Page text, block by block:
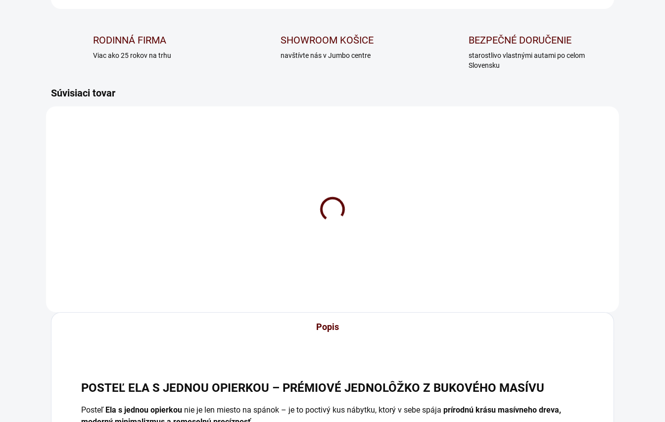
RODINNÁ FIRMA
Viac ako 25 rokov na trhu
SHOWROOM KOŠICE
navštívte nás v Jumbo centre
BEZPEČNÉ DORUČENIE
starostlivo vlastnými autami po celom
Slovensku
Súvisiaci tovar
Popis
POSTEĽ ELA S JEDNOU OPIERKOU – PRÉMIOVÉ JEDNOLÔŽKO Z BUKOVÉHO MASÍVU
Posteľ Ela s jednou opierkou nie je len miesto na spánok – je to poctivý kus nábytku, ktorý v sebe spája prírodnú krásu masívneho dreva,